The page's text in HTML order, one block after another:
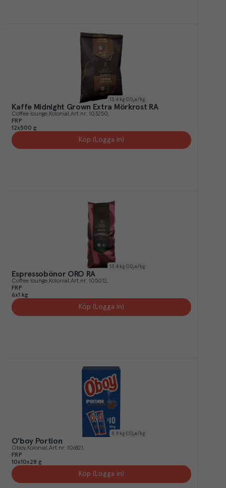
13.4 kg CO₂e/kg
Kaffe Midnight Grown Extra Mörkrost RA
Coffee lounge Kolonial Art.nr. 103250
FRP
12x500 g
Köp (Logga in)
13.4 kg CO₂e/kg
Espressobönor ORO RA
Coffee lounge Kolonial Art.nr. 105012
FRP
6x1 kg
Köp (Logga in)
5.9 kg CO₂e/kg
O'boy Portion
Oboy Kolonial Art.nr. 106821
FRP
10x10x28 g
Köp (Logga in)